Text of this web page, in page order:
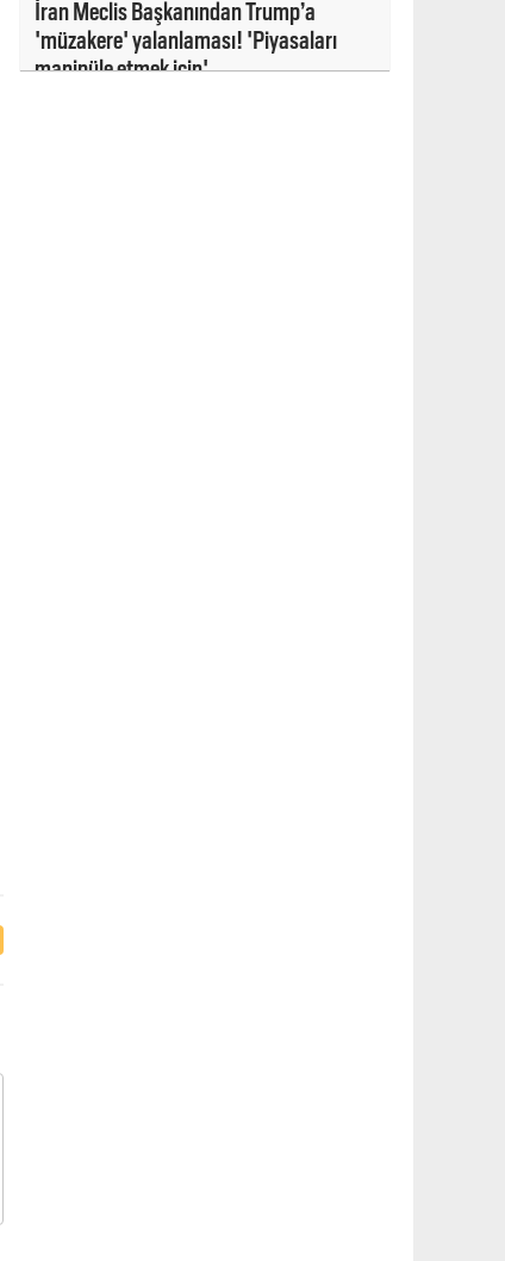
İran Meclis Başkanından Trump’a
'müzakere' yalanlaması! 'Piyasaları
manipüle etmek için'